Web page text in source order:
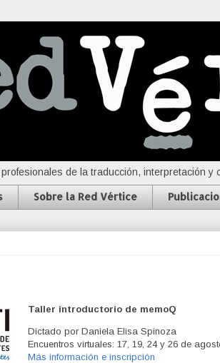
de la traducción, interpretación
Sobre la Red Vértice
Taller introductorio de memoQ
Dictado por Daniela Elisa Spinoza
Encuentros virtuales: 17, 19, 24 y 26 de
Más información e inscripción